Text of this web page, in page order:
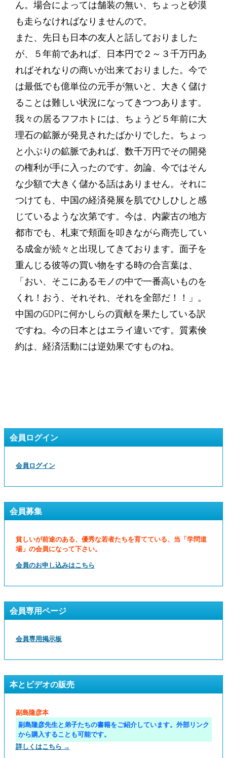
ん。場合によっては舗装の無い、ちょっと砂漠
も走らなければなりませんので。
また、先日も日本の友人と話しておりました
が、５年前であれば、日本円で２～３千万円あ
ればそれなりの商いが出来ておりました。今で
は最低でも億単位の元手が無いと、大きく儲け
ることは難しい状況になってきつつあります。
我々の居るフフホトには、ちょうど５年前に大
理石の鉱脈が発見されたばかりでした。ちょっ
と小ぶりの鉱脈であれば、数千万円でその開発
の権利が手に入ったのです。勿論、今ではそん
な少額で大きく儲かる話はありません。それに
つけても、中国の経済発展を肌でひしひしと感
じているような次第です。今は、内蒙古の地方
都市でも、札束で頬面を叩きながら商売してい
る成金が続々と出現してきております。面子を
重んじる彼等の買い物をする時の合言葉は、
「おい、そこにあるモノの中で一番高いものを
くれ！おう、それそれ、それを全部だ！！」。
中国のGDPに何かしらの貢献を果たしている訳
ですね。今の日本とはエライ違いです。質素倹
約は、経済活動には逆効果ですものね。
会員ログイン
会員ログイン
会員募集
貧しいが前途のある、優秀な若者たちを育てている、当「学問道
場」の会員になって下さい。
会員のお申し込みはこちら
会員専用ページ
会員専用掲示板
本とビデオの販売
副島隆彦本
副島隆彦先生と弟子たちの書籍をご紹介しています。外部リンク
から購入することも可能です。
詳しくはこちら →